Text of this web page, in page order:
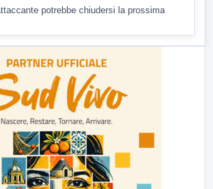
potrebbe chiudersi la prossima